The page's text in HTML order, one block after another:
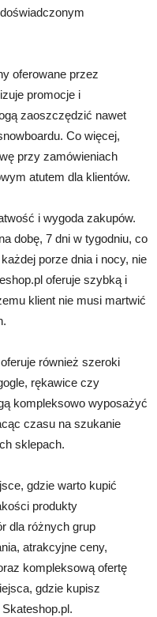
oferowane przez
promocje i
zaoszczędzić nawet
Co więcej,
przy zamówieniach
atutem dla klientów.
i wygoda zakupów.
dobę, 7 dni w tygodniu, co
porze dnia i nocy, nie
oferuje szybką i
klient nie musi martwić
również szeroki
rękawice czy
kompleksowo wyposażyć
czasu na szukanie
sklepach.
gdzie warto kupić
produkty
dla różnych grup
atrakcyjne ceny,
kompleksową ofertę
gdzie kupisz